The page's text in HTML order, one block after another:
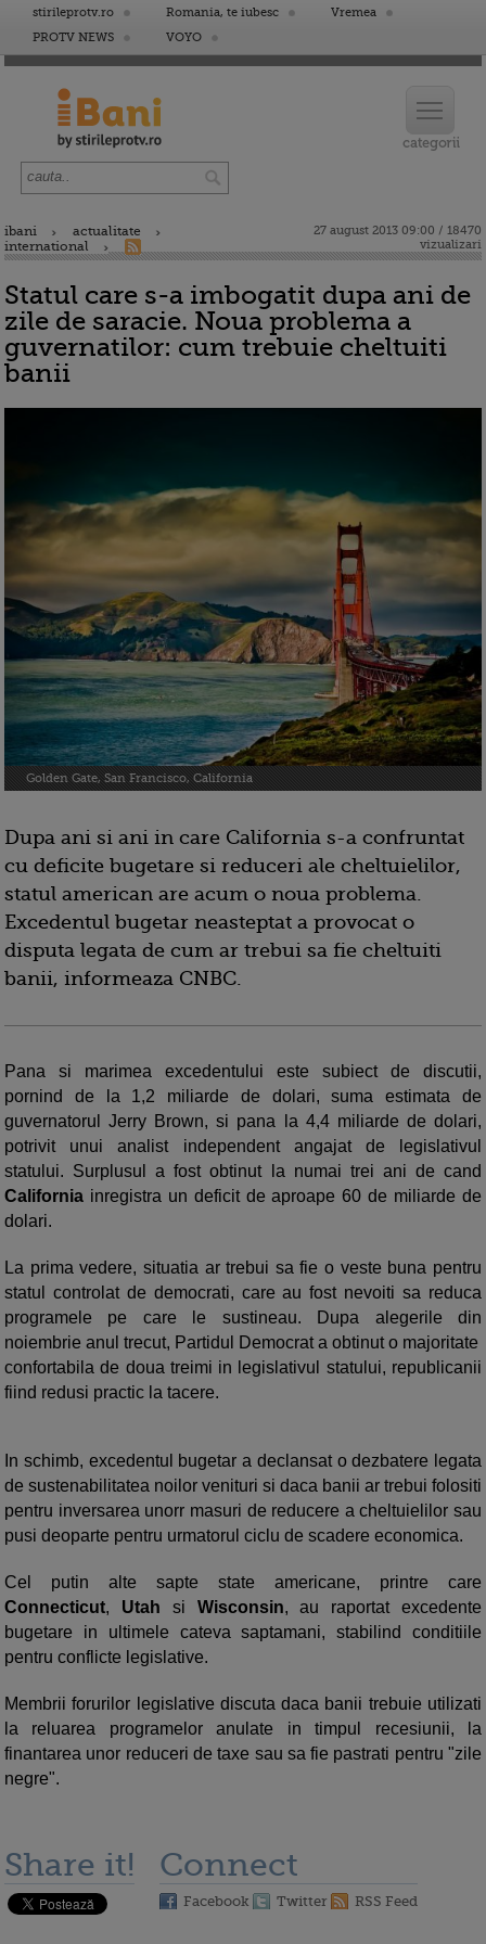
stirileprotv.ro Romania, te iubesc
Vremea
PROTV NEWS
VOYO
ibani
actualitate
international
27 august 2013 09:00 / 18470
vizualizari
Statul care s-a imbogatit dupa ani de
zile de saracie. Noua problema a
guvernatilor: cum trebuie cheltuiti
banii
Golden Gate, San Francisco, California
Dupa ani si ani in care California s-a confruntat
cu deficite bugetare si reduceri ale cheltuielilor,
statul american are acum o noua problema.
Excedentul bugetar neasteptat a provocat o
disputa legata de cum ar trebui sa fie cheltuiti
banii, informeaza CNBC.
Pana si marimea excedentului este subiect de discutii,
pornind de la 1,2 miliarde de dolari, suma estimata de
guvernatorul Jerry Brown, si pana la 4,4 miliarde de dolari,
potrivit unui analist independent angajat de legislativul
statului. Surplusul a fost obtinut la numai trei ani de cand
California inregistra un deficit de aproape 60 de miliarde de
dolari.
La prima vedere, situatia ar trebui sa fie o veste buna pentru
statul controlat de democrati, care au fost nevoiti sa reduca
programele pe care le sustineau. Dupa alegerile din
noiembrie anul trecut, Partidul Democrat a obtinut o majoritate
confortabila de doua treimi in legislativul statului, republicanii
fiind redusi practic la tacere.
In schimb, excedentul bugetar a declansat o dezbatere legata
de sustenabilitatea noilor venituri si daca banii ar trebui folositi
pentru inversarea unorr masuri de reducere a cheltuielilor sau
pusi deoparte pentru urmatorul ciclu de scadere economica.
Cel putin alte sapte state americane, printre care
Connecticut, Utah si Wisconsin, au raportat excedente
bugetare in ultimele cateva saptamani, stabilind conditiile
pentru conflicte legislative.
Membrii forurilor legislative discuta daca banii trebuie utilizati
la reluarea programelor anulate in timpul recesiunii, la
finantarea unor reduceri de taxe sau sa fie pastrati pentru "zile
negre".
Share it! Connect
Facebook Twitter RSS Feed